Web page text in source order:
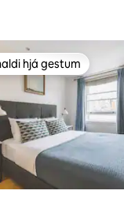
hjá gestum
hjá gestum